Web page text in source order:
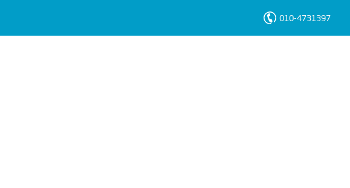
010-4731397
Personen